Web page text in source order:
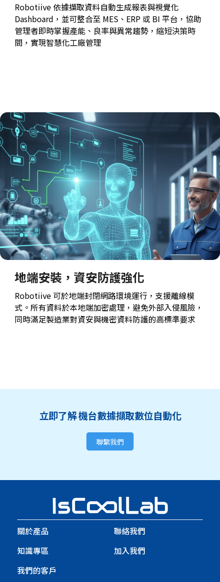
Robotiive 依據擷取資料自動生成報表與視覺化
Dashboard，並可整合至 MES、ERP 或 BI 平台，協助
管理者即時掌握產能、良率與異常趨勢，縮短決策時
間，實現智慧化工廠管理
地端安裝，資安防護強化
Robotiive 可於地端封閉網路環境運行，支援離線模
式。所有資料於本地端加密處理，避免外部入侵風險，
同時滿足製造業對資安與機密資料防護的高標準要求
立即了解 機台數據擷取數位自動化
聯繫我們
關於產品
知識專區
我們的客戶
聯絡我們
加入我們